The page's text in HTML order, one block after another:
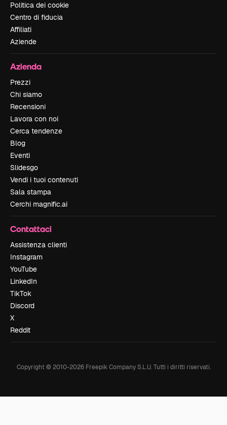
Politica dei cookie
Centro di fiducia
Affiliati
Aziende
Azienda
Prezzi
Chi siamo
Recensioni
Lavora con noi
Cerca tendenze
Blog
Eventi
Slidesgo
Vendi i tuoi contenuti
Sala stampa
Cerchi magnific.ai
Contattaci
Assistenza clienti
Instagram
YouTube
LinkedIn
TikTok
Discord
X
Reddit
Copyright © 2010-2026Freepik Company S.L.U. Tutti i diritti riservati.